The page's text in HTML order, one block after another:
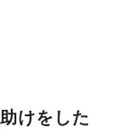
けをした